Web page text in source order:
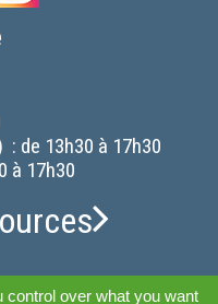
de 13h30 à 17h30
à 17h30
over what you want